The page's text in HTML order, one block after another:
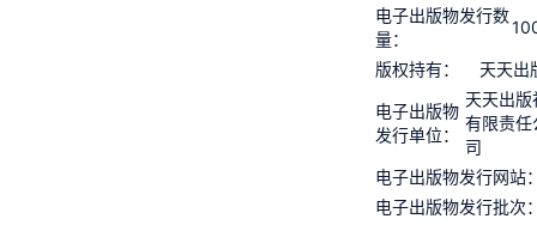
电子出版物发行数
量：
版权持有： 天天出
电子出版物
发行单位：
天天出版
有限责任
司
电子出版物发行网站
电子出版物发行批次